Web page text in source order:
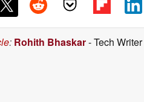
: Rohith Bhaskar- Tech Writer